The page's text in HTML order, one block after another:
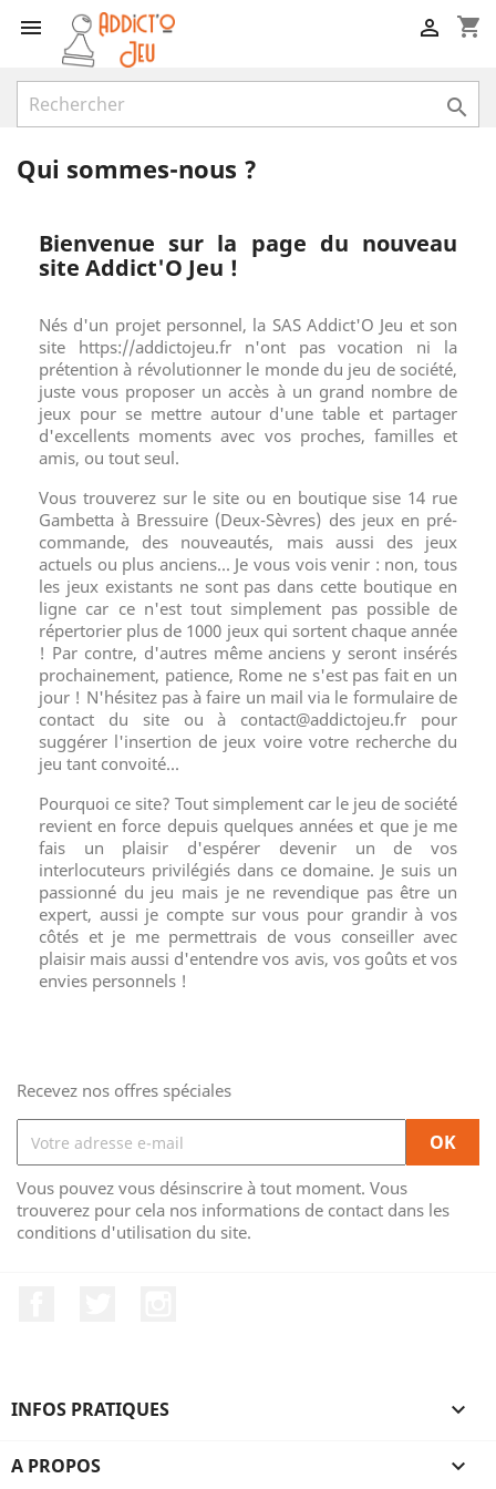
 shopping_cart


Qui sommes-nous ?
Bienvenue sur la page du nouveau
site Addict'O Jeu !
Nés d'un projet personnel, la SAS Addict'O Jeu et son
site https://addictojeu.fr n'ont pas vocation ni la
prétention à révolutionner le monde du jeu de société,
juste vous proposer un accès à un grand nombre de
jeux pour se mettre autour d'une table et partager
d'excellents moments avec vos proches, familles et
amis, ou tout seul.
Vous trouverez sur le site ou en boutique sise 14 rue
Gambetta à Bressuire (Deux-Sèvres) des jeux en pré-
commande, des nouveautés, mais aussi des jeux
actuels ou plus anciens... Je vous vois venir : non, tous
les jeux existants ne sont pas dans cette boutique en
ligne car ce n'est tout simplement pas possible de
répertorier plus de 1000 jeux qui sortent chaque année
! Par contre, d'autres même anciens y seront insérés
prochainement, patience, Rome ne s'est pas fait en un
jour ! N'hésitez pas à faire un mail via le formulaire de
contact du site ou à contact@addictojeu.fr pour
suggérer l'insertion de jeux voire votre recherche du
jeu tant convoité...
Pourquoi ce site? Tout simplement car le jeu de société
revient en force depuis quelques années et que je me
fais un plaisir d'espérer devenir un de vos
interlocuteurs privilégiés dans ce domaine. Je suis un
passionné du jeu mais je ne revendique pas être un
expert, aussi je compte sur vous pour grandir à vos
côtés et je me permettrais de vous conseiller avec
plaisir mais aussi d'entendre vos avis, vos goûts et vos
envies personnels !
Recevez nos offres spéciales
Vous pouvez vous désinscrire à tout moment. Vous
trouverez pour cela nos informations de contact dans les
conditions d'utilisation du site.
INFOS PRATIQUES 
A PROPOS 